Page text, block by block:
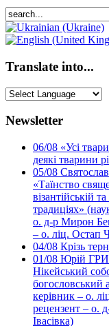
Translate into...
Newsletter
06/08 «Усі
деякі тварини
05/08
«Таїнство
візантійській
традиціях»
о. д-р Мирон
– о. ліц. Остап
04/08 Крізь
01/08 Юрій
Нікейський
богословський
керівник – о.
рецензент – о.
Івасівка)